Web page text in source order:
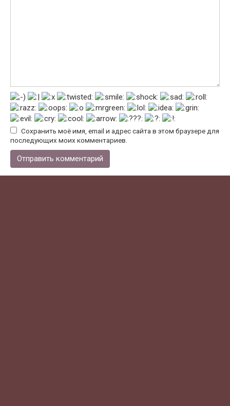
Сохранить моё имя, email и адрес сайта в этом браузере для
последующих моих комментариев.